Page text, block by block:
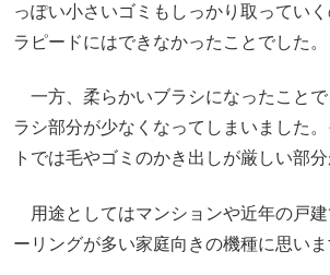
っぽい小さいゴミもしっかり取ってい
ラピードにはできなかったことでした。
一方、柔らかいブラシになったこと
ラシ部分が少なくなってしまいました
トでは毛やゴミのかき出しが厳しい部分
用途としてはマンションや近年の戸建
ーリングが多い家庭向きの機種に思いま